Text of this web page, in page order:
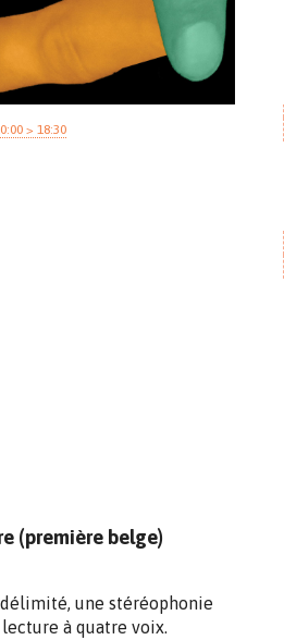
> 18:30
(première belge)
une stéréophonie
à quatre voix.